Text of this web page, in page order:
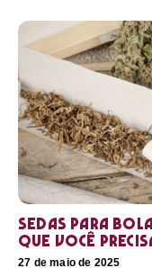
Sedas para
que você
27 de maio de 2025